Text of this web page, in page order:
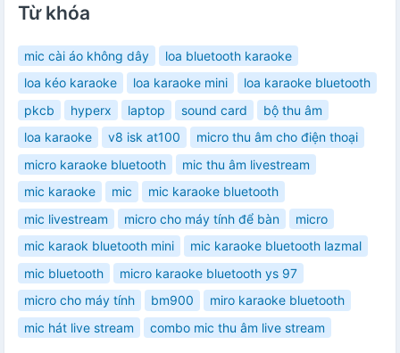
Từ khóa
mic cài áo không dây
loa bluetooth karaoke
loa kéo karaoke
loa karaoke mini
loa karaoke bluetooth
pkcb
hyperx laptop sound card
bộ thu âm
loa karaoke
v8 isk at100
micro thu âm cho điện thoại
micro karaoke bluetooth
mic thu âm livestream
mic karaoke
mic
mic karaoke bluetooth
mic livestream
micro cho máy tính để bàn
micro
mic karaok bluetooth mini
mic karaoke bluetooth lazmal
mic bluetooth
micro karaoke bluetooth ys 97
micro cho máy tính
bm900
miro karaoke bluetooth
mic hát live stream
combo mic thu âm live stream